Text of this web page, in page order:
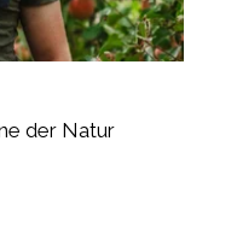
der Natur